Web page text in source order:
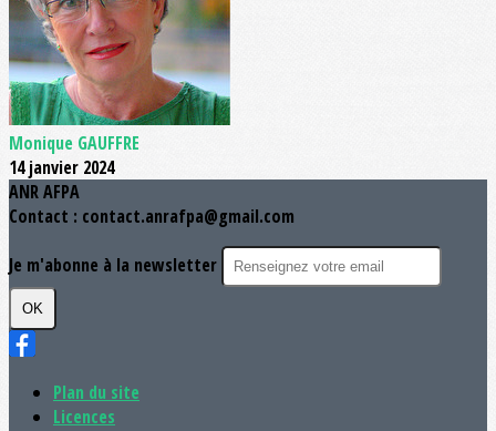
Monique GAUFFRE
14 janvier 2024
ANR AFPA
Contact : contact.anrafpa@gmail.com
Je m'abonne à la newsletter
OK
Plan du site
Licences